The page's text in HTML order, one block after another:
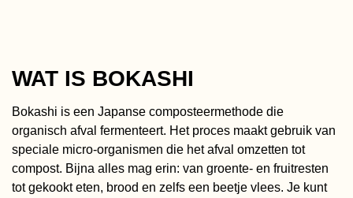
WAT IS BOKASHI
Bokashi is een Japanse composteermethode die
organisch afval fermenteert. Het proces maakt gebruik van
speciale micro-organismen die het afval omzetten tot
compost. Bijna alles mag erin: van groente- en fruitresten
tot gekookt eten, brood en zelfs een beetje vlees. Je kunt